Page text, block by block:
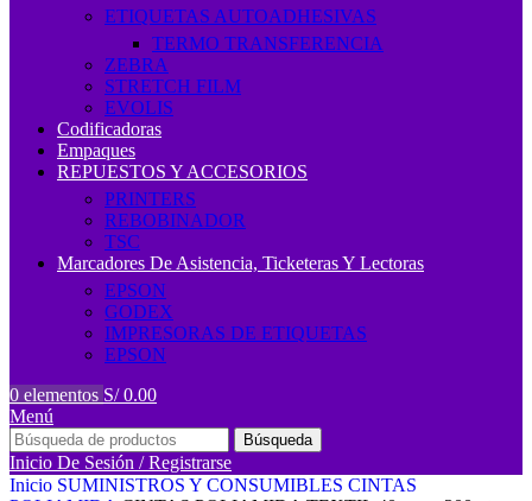
ETIQUETAS AUTOADHESIVAS
TERMO TRANSFERENCIA
ZEBRA
STRETCH FILM
EVOLIS
Codificadoras
Empaques
REPUESTOS Y ACCESORIOS
PRINTERS
REBOBINADOR
TSC
Marcadores De Asistencia, Ticketeras Y Lectoras
EPSON
GODEX
IMPRESORAS DE ETIQUETAS
EPSON
0 elementos S/0.00
Menú
Búsqueda
Inicio De Sesión / Registrarse
Inicio SUMINISTROS Y CONSUMIBLES CINTAS